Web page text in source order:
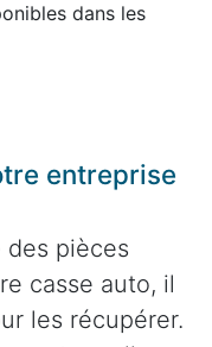
dans les
entreprise
pièces
casse auto, il
les récupérer.